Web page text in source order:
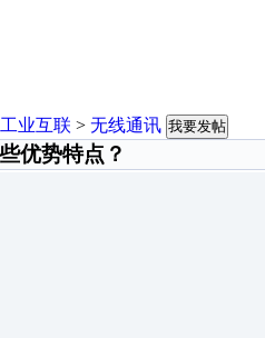
工业互联 > 无线通讯 我要发帖
优势特点？